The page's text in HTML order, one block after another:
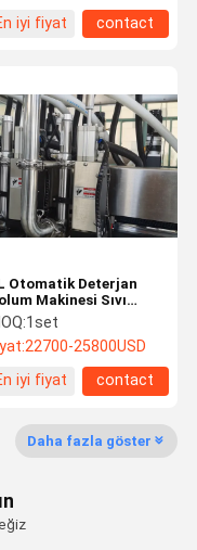
Bir Teklif
Isteği
iyi fiyat
contact
Otomatik Deterjan
Makinesi Sıvı
Yuvarlak Şişe
1set
22700-25800USD
iyi fiyat
contact
Daha fazla göster